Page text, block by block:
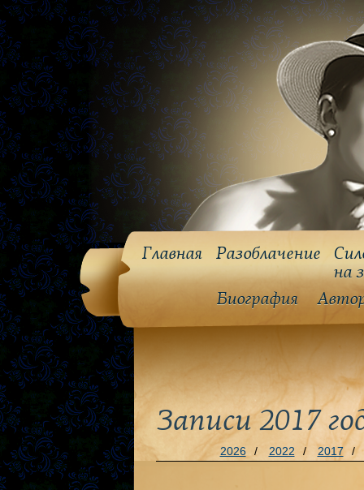
Главная Разоблачение
на
Биография
Записи 2017
2026 / 2022 / 2017 /